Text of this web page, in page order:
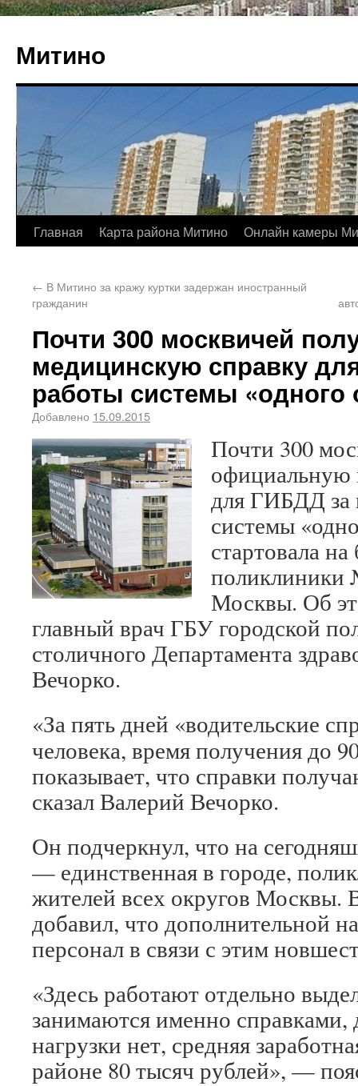
Митино
Главная Карта района Митино Онлайн камеры
← В Митино за кражу куртки задержан иностранный
гражданин
Почти 300 москвичей
медицинскую справку
работы системы «одного
Добавлено 15.09.2015
Почти 300
официальную
для ГИБДД за
системы
стартовала на
поликлиники
Москвы. Об
главный врач ГБУ городской
столичного Департамента
Вечорко.
«За пять дней «водительские
человека, время получения до
показывает, что справки
сказал Валерий Вечорко.
Он подчеркнул, что на
— единственная в городе,
жителей всех округов Москвы.
добавил, что дополнительной
персонал в связи с этим
«Здесь работают отдельно
занимаются именно справками,
нагрузки нет, средняя
районе 80 тысяч рублей», —